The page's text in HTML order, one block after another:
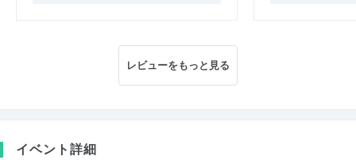
レビューをもっと見る
イベント詳細